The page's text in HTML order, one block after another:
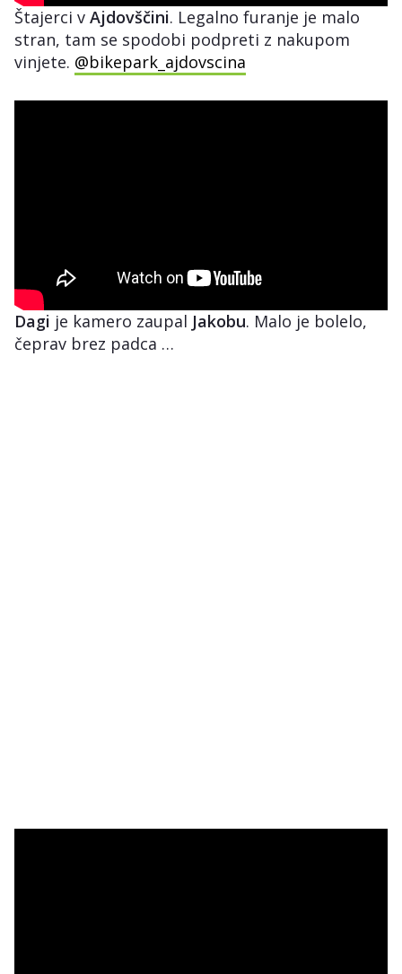
Štajerci v Ajdovščini. Legalno furanje je malo
stran, tam se spodobi podpreti z nakupom
vinjete. @bikepark_ajdovscina
Dagi je kamero zaupal Jakobu. Malo je bolelo,
čeprav brez padca …